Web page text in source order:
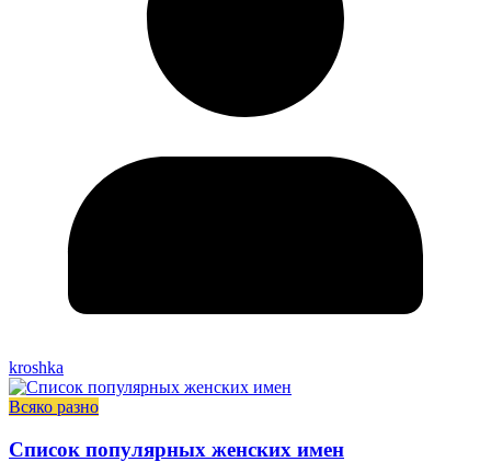
kroshka
Всяко разно
Список популярных женских имен